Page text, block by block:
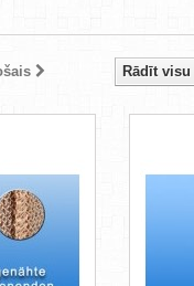
Rādīt visu